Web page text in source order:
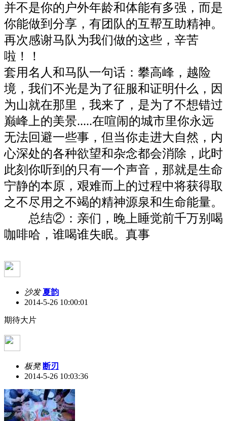
并不是你的户外年龄和体能有多强，而是
你能做到分享，有团队的互帮互助精神。
再次感谢马队为我们做的这些，辛苦
啦！！
套用名人和马队一句话：攀高峰，越险
境，我们不光是为了征服和证明什么，因
为山就在那里，我来了，是为了不想错过
巅峰上的美景.....在喧闹的城市里你永远
无法回避一些事，但当你走进大自然，内
心深处的各种欲望和杂念都会消除，此时
此刻你听到的只有一个声音，那就是生命
宁静的本原，艰难而上的过程中将获得取
之不尽用之不竭的精神源泉和生命能量。
总结②：亲们，晚上睡觉前千万别喝
咖啡哈，谁喝谁失眠。真事
沙发 夏韵
2014-5-26 10:00:01
期待大片
板凳 断刃
2014-5-26 10:03:36